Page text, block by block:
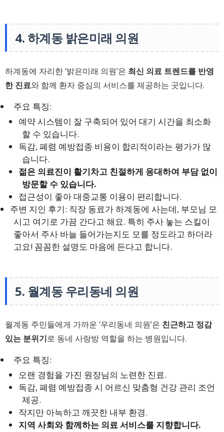
4. 하계동 밝은미래 의원
하계동에 자리한 ‘밝은미래 의원’은 최신 의료 트렌드를 반영
한 진료와 함께 환자 중심의 서비스를 제공하는 곳입니다.
주요 특징:
예약 시스템이 잘 구축되어 있어 대기 시간을 최소화
할 수 있습니다.
독감, 폐렴 예방접종 비용이 합리적이라는 평가가 많
습니다.
젊은 의료진이 활기차고 친절하게 응대하여 부담 없이
방문할 수 있습니다.
접근성이 좋아 대중교통 이용이 편리합니다.
주변 지인 후기: 직장 동료가 하계동에 사는데, 부모님 모
시고 여기로 가끔 간다고 해요. 특히 주사 놓는 스킬이
좋아서 주사 바늘 들어가는지도 모를 정도라고 하더라
고요! 꼼꼼한 설명도 마음에 든다고 합니다.
5. 월계동 우리동네 의원
월계동 주민들에게 가까운 ‘우리동네 의원’은 친근하고 정감
있는 분위기로 동네 사랑방 역할을 하는 병원입니다.
주요 특징:
오랜 경험을 가진 원장님의 노련한 진료.
독감, 폐렴 예방접종 시 어르신 맞춤형 건강 관리 조언
제공.
작지만 아늑하고 깨끗한 내부 환경.
지역 사회와 함께하는 의료 서비스를 지향합니다.